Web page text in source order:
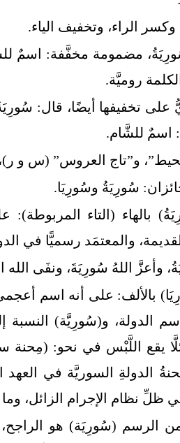
الراء، وتخفيف الياء.
مضمومة مخفَّفة: اسمٌ
روميَّة.
على تخفيفها أيضًا، قال:
اسمٌ للشَّام.
و”تاج العروس” (س و ر)،
سُورِيَةُ وسُورِيَا.
بالهاء (التاء
والمعتمَد رسميًّا في
وأعزَّ اللهُ سُورِيَةَ، ونفَى
بالألف: على أنه اسم
الدولة، و(سُورِيَّة) النسبة
يقع اللَّبْس في نحو: (مِحنة
الدولةِ السوريَّة في العهد
ظلِّ نظام الإجرام الزائل،
من الرسم (سُورِيَة) هو